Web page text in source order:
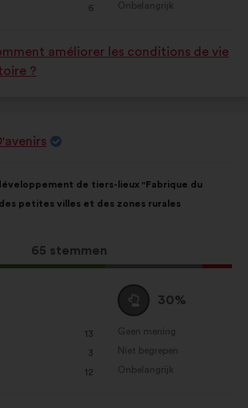
6
als:
Onbelangrijk
:keer
améliorer les conditions de vie
?
de tiers-lieux "Fabrique du
petites villes et des zones rurales
Dit
voorstel
65 stemmen
13
3
12
Neutraal
:
30%
Geen mening
:keer
Niet begrepen
:keer
Onbelangrijk
:keer